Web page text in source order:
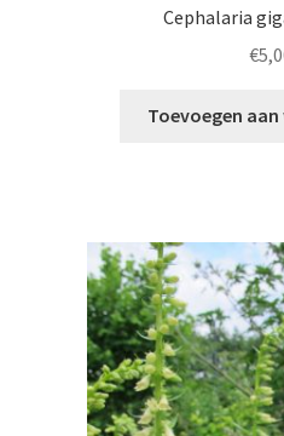
Cephalaria
€
Toevoegen